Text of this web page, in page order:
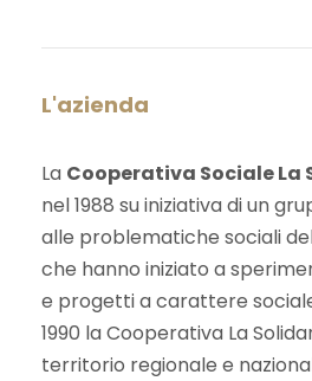
L'azienda
La Cooperativa Sociale La
nel 1988 su iniziativa di un
alle problematiche sociali
che hanno iniziato a
e progetti a carattere
1990 la Cooperativa La
territorio regionale e